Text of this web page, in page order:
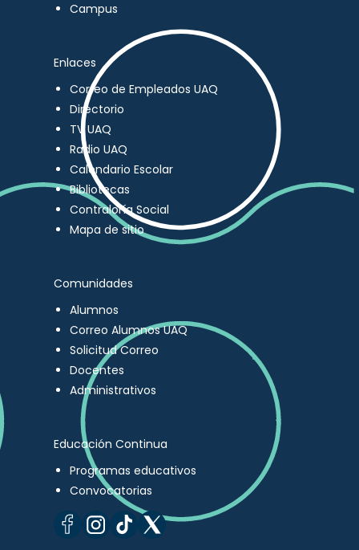
Campus
Enlaces
Correo de Empleados UAQ
Directorio
TV UAQ
Radio UAQ
Calendario Escolar
Bibliotecas
Contraloría Social
Mapa de sitio
Comunidades
Alumnos
Correo Alumnos UAQ
Solicitud Correo
Docentes
Administrativos
Educación Continua
Programas educativos
Convocatorias